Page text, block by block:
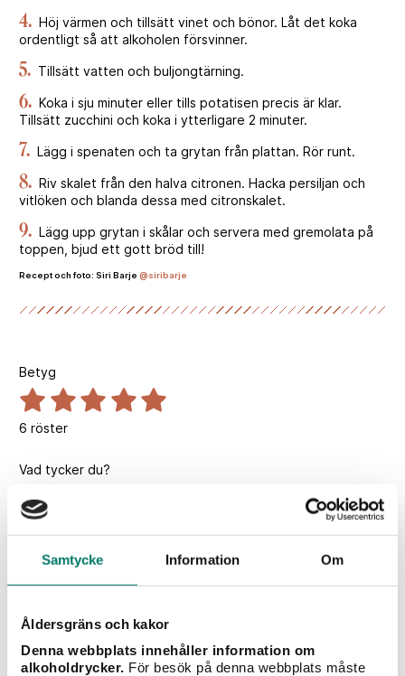
Samtycke Information Om
Åldersgräns och kakor
Denna webbplats innehåller information om
alkoholdrycker. För besök på denna webbplats måste
4. Höj värmen och tillsätt vinet och bönor. Låt det koka
ordentligt så att alkoholen försvinner.
5. Tillsätt vatten och buljongtärning.
6. Koka i sju minuter eller tills potatisen precis är klar.
Tillsätt zucchini och koka i ytterligare 2 minuter.
7. Lägg i spenaten och ta grytan från plattan. Rör runt.
8. Riv skalet från den halva citronen. Hacka persiljan och
vitlöken och blanda dessa med citronskalet.
9. Lägg upp grytan i skålar och servera med gremolata på
toppen, bjud ett gott bröd till!
Recept och foto: Siri Barje @siribarje
Betyg
6 röster
Vad tycker du?
Vintips till maten